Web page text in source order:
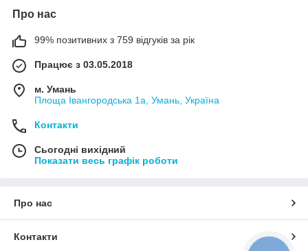
до 6
оформленні заявки до
Подивитись каталог
Найпопулярніші категорії товарів
Про нас
99% позитивних з 759 відгуків за рік
Працює з 03.05.2018
м. Умань
Площа Івангородська 1а, Умань, Україна
Контакти
Сьогодні вихідний
Показати весь графік роботи
Про нас
Контакти